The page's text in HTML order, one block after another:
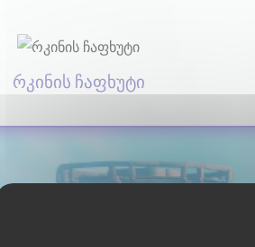
რკინის ჩაფხუტი